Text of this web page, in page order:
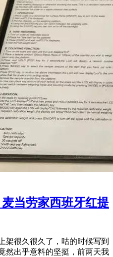
当劳家西班牙红提
架很久很久了，咕的时候写到
然出乎意料的坚挺，前两天我